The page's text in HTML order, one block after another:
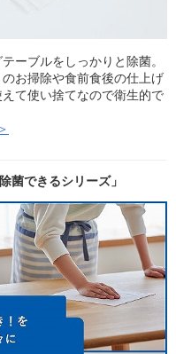
ーブルをしっかりと除菌。
お掃除や食前食後の仕上げ
て使い捨てなので衛生的で
菌できるシリーズ」